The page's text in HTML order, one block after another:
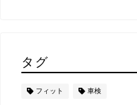
タグ
フィット 車検